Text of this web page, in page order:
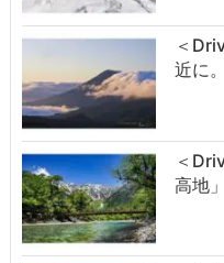
＜
近に
＜
高地